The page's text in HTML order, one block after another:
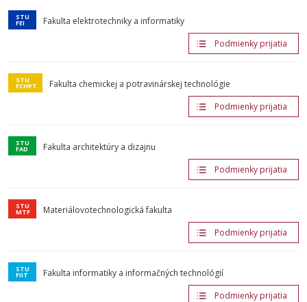
Fakulta elektrotechniky a informatiky
Podmienky prijatia
Fakulta chemickej a potravinárskej technológie
Podmienky prijatia
Fakulta architektúry a dizajnu
Podmienky prijatia
Materiálovotechnologická fakulta
Podmienky prijatia
Fakulta informatiky a informačných technológií
Podmienky prijatia